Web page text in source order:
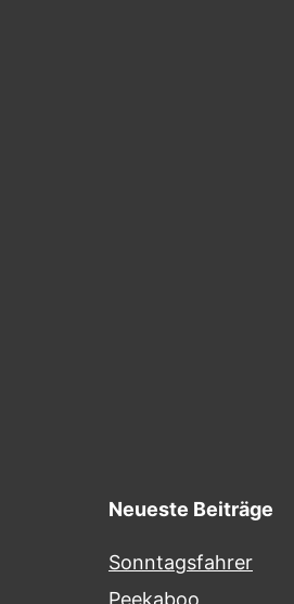
Neueste Beiträge
Sonntagsfahrer
Peekaboo